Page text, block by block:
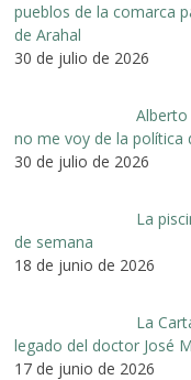
pueblos de la comarca
de Arahal
30 de julio de 2026
no me voy de la política
30 de julio de 2026
La
de semana
18 de junio de 2026
La
legado del doctor José
17 de junio de 2026